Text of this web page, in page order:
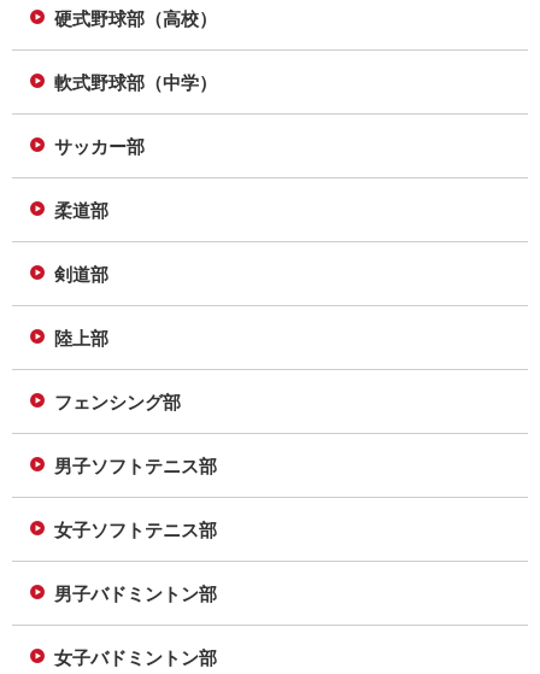
硬式野球部（高校）
軟式野球部（中学）
サッカー部
柔道部
剣道部
陸上部
フェンシング部
男子ソフトテニス部
女子ソフトテニス部
男子バドミントン部
女子バドミントン部